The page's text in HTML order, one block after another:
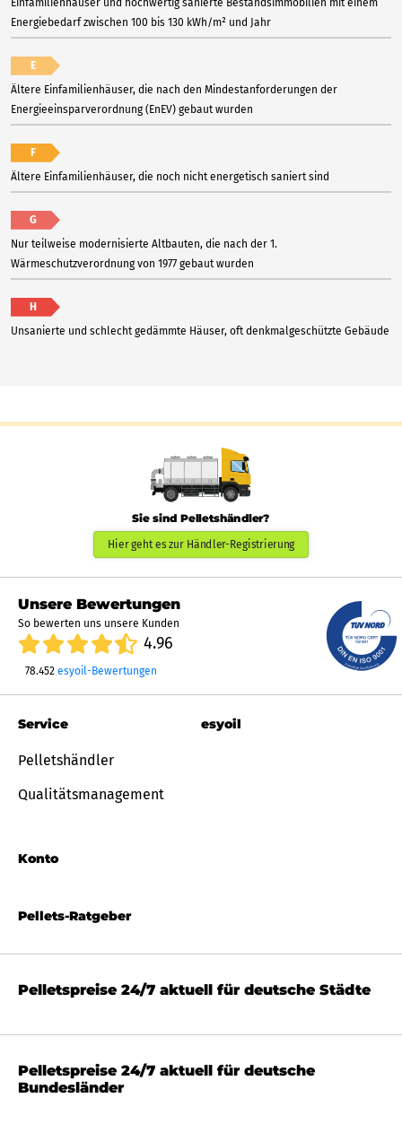
Energiebedarf zwischen 100 bis 130 kWh/m² und Jahr
E
Ältere Einfamilienhäuser, die nach den Mindestanforderungen der
Energieeinsparverordnung (EnEV) gebaut wurden
F
Ältere Einfamilienhäuser, die noch nicht energetisch saniert sind
G
Nur teilweise modernisierte Altbauten, die nach der 1.
Wärmeschutzverordnung von 1977 gebaut wurden
H
Unsanierte und schlecht gedämmte Häuser, oft denkmalgeschützte Gebäude
Sie sind Pelletshändler?
Hier geht es zur Händler-Registrierung
Unsere Bewertungen
So bewerten uns unsere Kunden
4.96
78.452 esyoil-Bewertungen
Pellets-Ratgeber
Service
Pelletshändler
Qualitätsmanagement
Konto
esyoil
Pelletspreise 24/7 aktuell für deutsche Städte
Pelletspreise 24/7 aktuell für deutsche
Bundesländer